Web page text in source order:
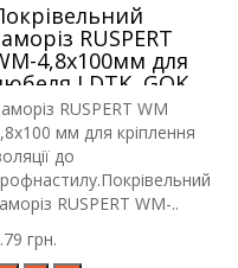
RUSPERT
4,8х100мм для
LDTK, GOK,
RUSPERT WM
мм для кріплення
до
RUSPERT WM-..
грн.